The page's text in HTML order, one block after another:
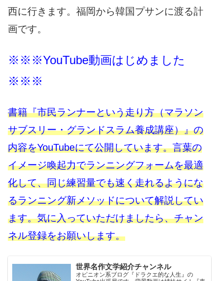
西に行きます。福岡から韓国プサンに渡る計
画です。
※※※YouTube動画はじめました
※※※
書籍『市民ランナーという走り方（マラソン
サブスリー・グランドスラム養成講座）』の
内容をYouTubeにて公開しています。言葉の
イメージ喚起力でランニングフォームを最適
化して、同じ練習量でも速く走れるようにな
るランニング新メソッドについて解説してい
ます。気に入っていただけましたら、チャン
ネル登録をお願いします。
世界名作文学紹介チャンネル
オピニオン系ブログ『ドラクエ的な人生』の